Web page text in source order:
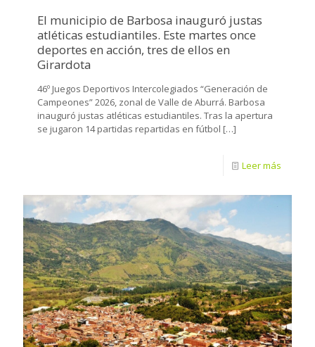
El municipio de Barbosa inauguró justas
atléticas estudiantiles. Este martes once
deportes en acción, tres de ellos en
Girardota
46º Juegos Deportivos Intercolegiados “Generación de
Campeones” 2026, zonal de Valle de Aburrá. Barbosa
inauguró justas atléticas estudiantiles. Tras la apertura
se jugaron 14 partidas repartidas en fútbol […]
Leer más